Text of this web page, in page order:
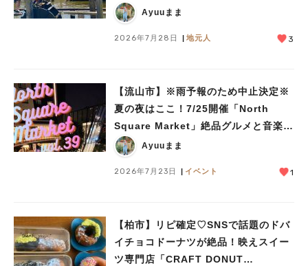
Ayuuまま
2026年7月28日 地元人 3
【流山市】※雨予報のため中止決定※
夏の夜はここ！7/25開催「North
Square Market」絶品グルメと音楽ラ
イブを楽しもう♪
Ayuuまま
2026年7月23日 イベント 1
【柏市】リピ確定♡SNSで話題のドバ
イチョコドーナツが絶品！映えスイー
ツ専門店「CRAFT DONUT